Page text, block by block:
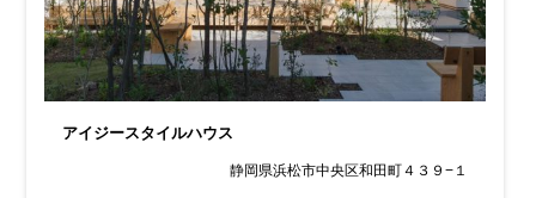
アイジースタイルハウス
静岡県浜松市中央区和田町４３９−１